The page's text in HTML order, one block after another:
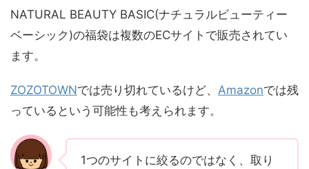
NATURAL BEAUTY BASIC(ナチュラルビューティー
ベーシック)の福袋は複数のECサイトで販売されてい
ます。
ZOZOTOWNでは売り切れているけど、 Amazonでは残
っているという可能性も考えられます。
1つのサイトに絞るのではなく、取り